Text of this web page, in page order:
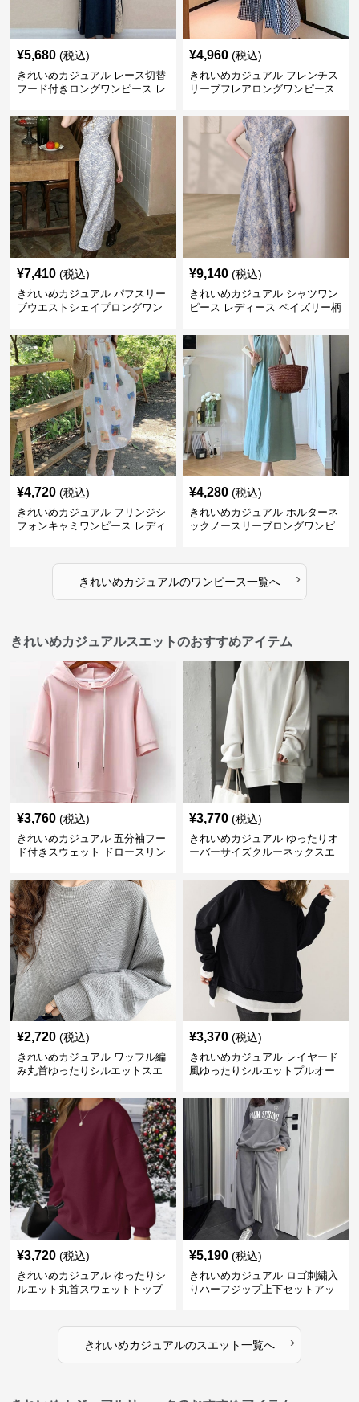
¥5,680 (税込)
きれいめカジュアル レース切替
フード付きロングワンピース レ
大人ナチュラル 夏コーデ
¥4,960 (税込)
きれいめカジュアル フレンチス
リーブフレアロングワンピース
人ナチュラル ゆったり大きいサ
イズ 夏ワンピ
¥7,410 (税込)
きれいめカジュアル パフスリー
ブウエストシェイプロングワン
ブルー花柄 レトロ夏ワンピ
¥9,140 (税込)
きれいめカジュアル シャツワン
ピース レディース ペイズリー柄
レンチ風 大人ナチュラル
¥4,720 (税込)
きれいめカジュアル フリンジシ
フォンキャミワンピース レディ
¥4,280 (税込)
きれいめカジュアル ホルターネ
ックノースリーブロングワンピ
チ風 夏 大人フェミニン
きれいめカジュアルのワンピース一覧へ ›
きれいめカジュアルスエットのおすすめアイテム
¥3,760 (税込)
きれいめカジュアル 五分袖フー
ド付きスウェット ドロースリン
¥3,770 (税込)
きれいめカジュアル ゆったりオ
ーバーサイズクルーネックスエ
¥2,720 (税込)
きれいめカジュアル ワッフル編
み丸首ゆったりシルエットスエ
¥3,370 (税込)
きれいめカジュアル レイヤード
風ゆったりシルエットプルオー
¥3,720 (税込)
きれいめカジュアル ゆったりシ
ルエット丸首スウェットトップ
¥5,190 (税込)
きれいめカジュアル ロゴ刺繍入
りハーフジップ上下セットアッ
きれいめカジュアルのスエット一覧へ ›